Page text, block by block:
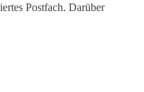
Postfach. Darüber